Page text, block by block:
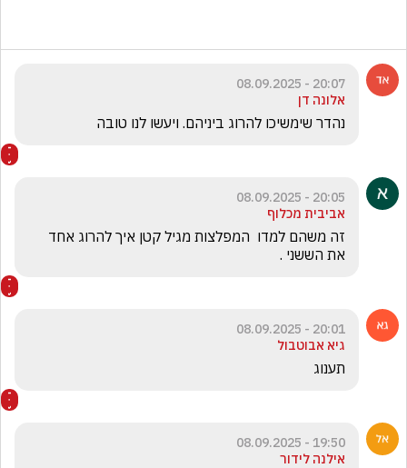
20:07 - 08.09.2025
אלונה דן
נהדר שימשיכו להרוג ביניהם. ויעשו לנו טובה
20:05 - 08.09.2025
אביבית מכלוף
את הששני .
20:01 - 08.09.2025
גיא אבוטבול
תענוג
19:50 - 08.09.2025
אילנה לידור